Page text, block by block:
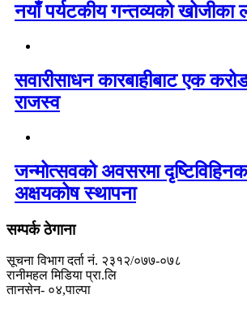
नयाँ पर्यटकीय गन्तव्यको खोजीका
सवारीसाधन कारबाहीबाट एक
राजस्व
जन्मोत्सवको अवसरमा
अक्षयकोष स्थापना
सम्पर्क ठेगाना
सूचना विभाग दर्ता नं. २३१२/०७७-०७८
रानीमहल मिडिया प्रा.लि
तानसेन- ०४,पाल्पा